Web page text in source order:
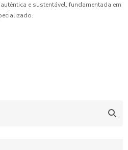
e sustentável, fundamentada em